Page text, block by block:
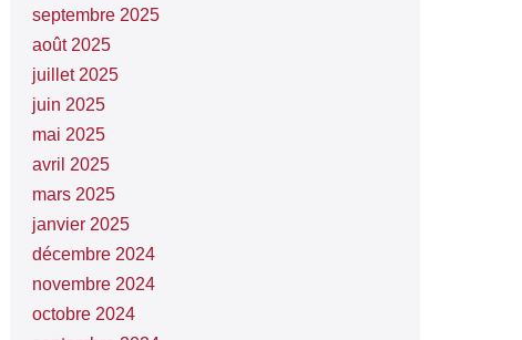
septembre 2025
août 2025
juillet 2025
juin 2025
mai 2025
avril 2025
mars 2025
janvier 2025
décembre 2024
novembre 2024
octobre 2024